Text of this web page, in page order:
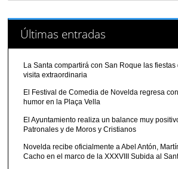
Últimas entradas
La Santa compartirá con San Roque las
visita extraordinaria
El Festival de Comedia de Novelda regresa
humor en la Plaça Vella
El Ayuntamiento realiza un balance muy
Patronales y de Moros y Cristianos
Novelda recibe oficialmente a Abel Antón,
Cacho en el marco de la XXXVIII Subida al